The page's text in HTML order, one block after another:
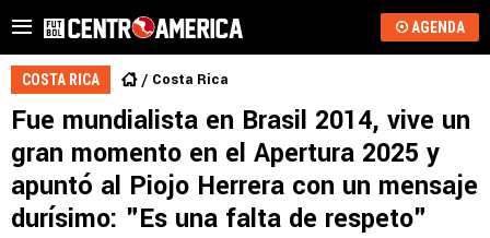
AGENDA
COSTA RICA Costa Rica
Fue mundialista en Brasil 2014, vive un
gran momento en el Apertura 2025 y
apuntó al Piojo Herrera con un mensaje
durísimo: "Es una falta de respeto"